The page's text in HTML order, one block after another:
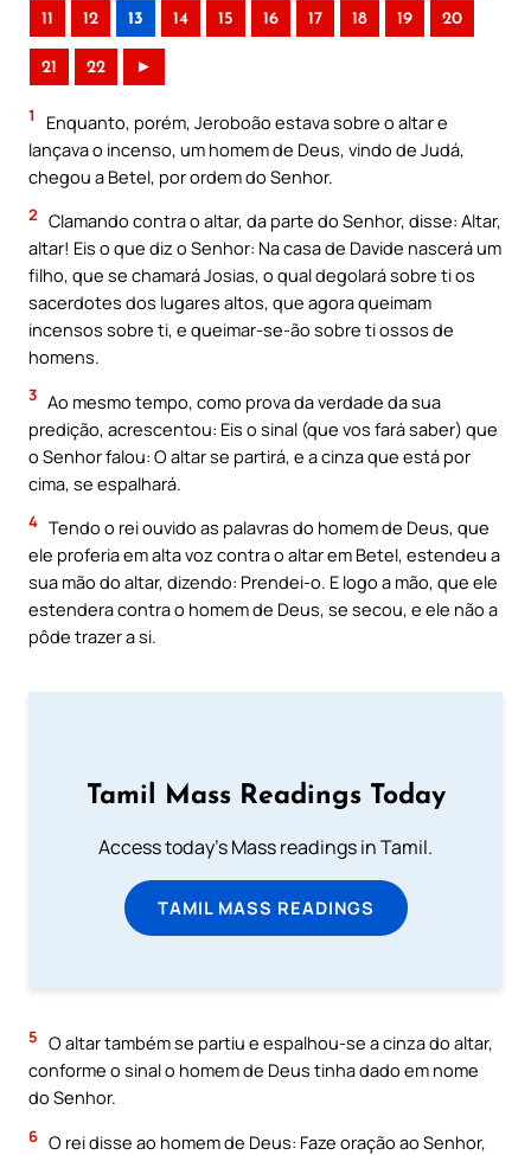
11 12 13 14 15 16 17 18 19 20
21 22 ►
1
Enquanto, porém, Jeroboão estava sobre o altar e
lançava o incenso, um homem de Deus, vindo de Judá,
chegou a Betel, por ordem do Senhor.
2 Clamando contra o altar, da parte do Senhor, disse: Altar,
altar! Eis o que diz o Senhor: Na casa de Davide nascerá um
filho, que se chamará Josias, o qual degolará sobre ti os
sacerdotes dos lugares altos, que agora queimam
incensos sobre ti, e queimar-se-ão sobre ti ossos de
homens.
3 Ao mesmo tempo, como prova da verdade da sua
predição, acrescentou: Eis o sinal (que vos fará saber) que
o Senhor falou: O altar se partirá, e a cinza que está por
cima, se espalhará.
4 Tendo o rei ouvido as palavras do homem de Deus, que
ele proferia em alta voz contra o altar em Betel, estendeu a
sua mão do altar, dizendo: Prendei-o. E logo a mão, que ele
estendera contra o homem de Deus, se secou, e ele não a
pôde trazer a si.
Tamil Mass Readings Today
Access today's Mass readings in Tamil.
TAMIL MASS READINGS
5 O altar também se partiu e espalhou-se a cinza do altar,
conforme o sinal o homem de Deus tinha dado em nome
do Senhor.
6 O rei disse ao homem de Deus: Faze oração ao Senhor,